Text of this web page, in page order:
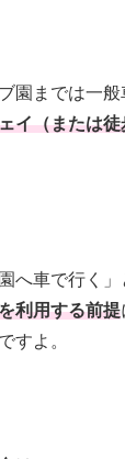
園までは一
イ（または
へ車で行く」
利用する前提
すよ。